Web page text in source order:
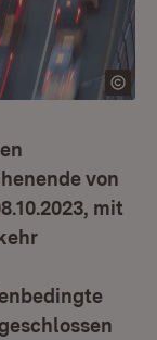
von
mit